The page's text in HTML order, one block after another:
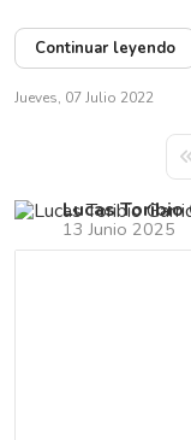
Continuar leyendo
Jueves, 07 Julio 2022
Lucas Toribio
13 Junio 2025